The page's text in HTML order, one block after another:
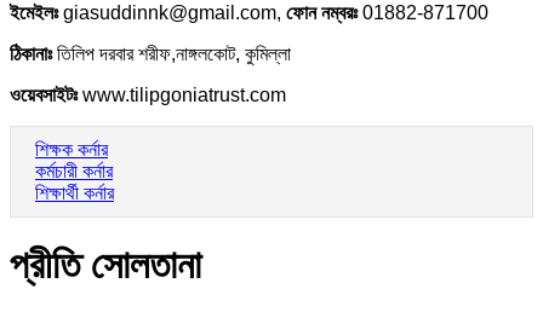
ইমেইলঃgiasuddinnk@gmail.com, ফোন নম্বরঃ01882-871700
ঠিকানাঃতিলিপ দরবার শরীফ,নাঙ্গলকোট, কুমিল্লা
ওয়েবসাইটঃwww.tilipgoniatrust.com
শিক্ষক কর্নার
কর্মচারী কর্নার
শিক্ষার্থী কর্নার
প্রীতি সোলতানা